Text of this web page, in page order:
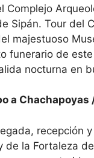
Complejo
Sipán. Tour del
majestuoso
funerario de
nocturna en
a Chachapoyas
recepción
de la Fortaleza